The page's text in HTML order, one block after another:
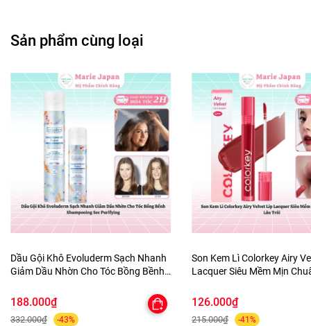
Thoa nhẹ nhàng và vỗ nhẹ để kem thẩm thấu.
Sản phẩm cùng loại
Dầu Gội Khô Evoluderm Sạch Nhanh
Giảm Dầu Nhờn Cho Tóc Bồng Bềnh
188.000₫
332.000₫ -43%
Son Kem Lì Colorkey Airy
Lacquer Siêu Mềm Mịn
126.000₫
215.000₫ -41%